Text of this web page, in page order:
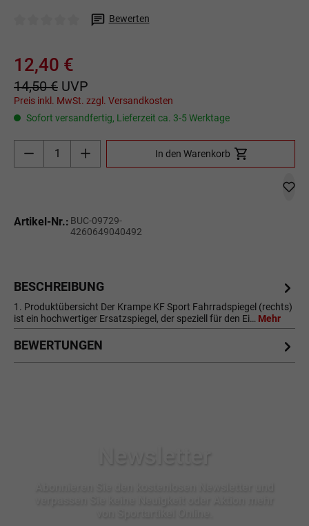
Bewerten
12,40 €
14,50 € UVP
Preis inkl. MwSt. zzgl. Versandkosten
Sofort versandfertig, Lieferzeit ca. 3-5 Werktage
Produkt Anzahl: Gib den gewünschten Wert
In den Warenkorb
Artikel-Nr.: BUC-09729-
4260649040492
BESCHREIBUNG
1. Produktübersicht Der Krampe KF Sport Fahrradspiegel (rechts)
ist ein hochwertiger Ersatzspiegel, der speziell für den Ei… Mehr
BEWERTUNGEN